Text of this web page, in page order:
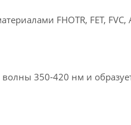
FHOTR, FET, FVC,
волны 350-420 нм и